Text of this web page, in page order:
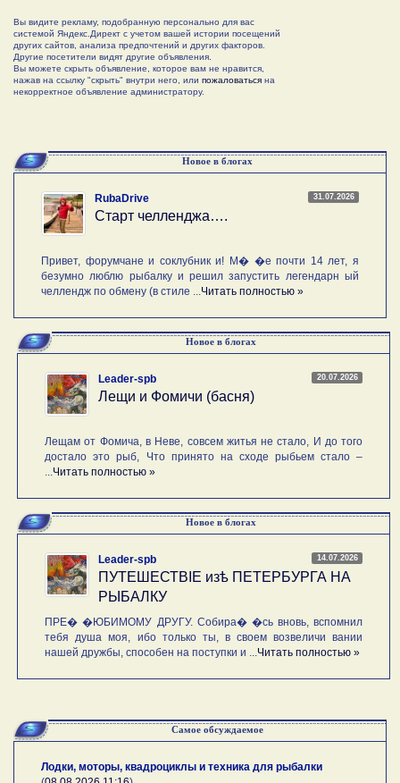
Вы видите рекламу, подобранную персонально для вас
системой Яндекс.Директ с учетом вашей истории посещений
других сайтов, анализа предпочтений и других факторов.
Другие посетители видят другие объявления.
Вы можете скрыть объявление, которое вам не нравится,
нажав на ссылку "скрыть" внутри него, или пожаловаться на
некорректное объявление администратору.
Новое в блогах
31.07.2026
RubaDrive
Старт челленджа….
Привет, форумчане и соклубник и! М� �е почти 14 лет, я
безумно люблю рыбалку и решил запустить легендарн ый
челлендж по обмену (в стиле ...Читать полностью »
Новое в блогах
20.07.2026
Leader-spb
Лещи и Фомичи (басня)
Лещам от Фомича, в Неве, совсем житья не стало, И до того
достало это рыб, Что принято на сходе рыбьем стало –
...Читать полностью »
Новое в блогах
14.07.2026
Leader-spb
ПУТЕШЕСТВIE изѣ ПЕТЕРБУРГА НА
РЫБАЛКУ
ПРЕ� �ЮБИМОМУ ДРУГУ. Собира� �сь вновь, вспомнил
тебя душа моя, ибо только ты, в своем возвеличи вании
нашей дружбы, способен на поступки и ...Читать полностью »
Самое обсуждаемое
Лодки, моторы, квадроциклы и техника для рыбалки